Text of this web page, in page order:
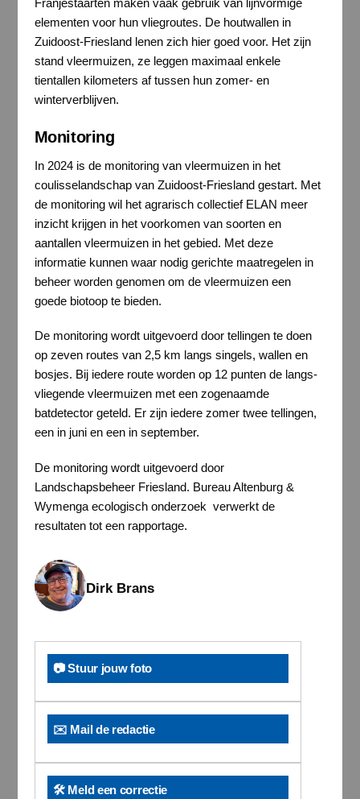
Franjestaarten maken vaak gebruik van lijnvormige
elementen voor hun vliegroutes. De houtwallen in
Zuidoost-Friesland lenen zich hier goed voor. Het zijn
stand vleermuizen, ze leggen maximaal enkele
tientallen kilometers af tussen hun zomer- en
winterverblijven.
Monitoring
In 2024 is de monitoring van vleermuizen in het
coulisselandschap van Zuidoost-Friesland gestart. Met
de monitoring wil het agrarisch collectief ELAN meer
inzicht krijgen in het voorkomen van soorten en
aantallen vleermuizen in het gebied. Met deze
informatie kunnen waar nodig gerichte maatregelen in
beheer worden genomen om de vleermuizen een
goede biotoop te bieden.
De monitoring wordt uitgevoerd door tellingen te doen
op zeven routes van 2,5 km langs singels, wallen en
bosjes. Bij iedere route worden op 12 punten de langs-
vliegende vleermuizen met een zogenaamde
batdetector geteld. Er zijn iedere zomer twee tellingen,
een in juni en een in september.
De monitoring wordt uitgevoerd door
Landschapsbeheer Friesland. Bureau Altenburg &
Wymenga ecologisch onderzoek verwerkt de
resultaten tot een rapportage.
Dirk Brans
📷 Stuur jouw foto
✉️ Mail de redactie
🛠️ Meld een correctie